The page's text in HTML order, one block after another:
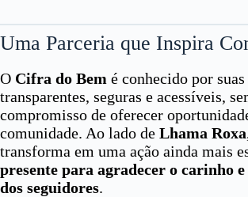
Uma Parceria que Inspira
O Cifra do Bem é conhecido por suas
transparentes, seguras e acessíveis,
compromisso de oferecer
comunidade. Ao lado de Lhama Roxa
transforma em uma ação ainda mais
presente para agradecer o carinho
dos seguidores.